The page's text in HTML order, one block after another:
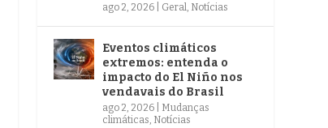
ago 2, 2026 Geral, Notícias
Eventos climáticos
extremos: entenda o
impacto do El Niño nos
vendavais do Brasil
ago 2, 2026
Mudanças
climáticas, Notícias